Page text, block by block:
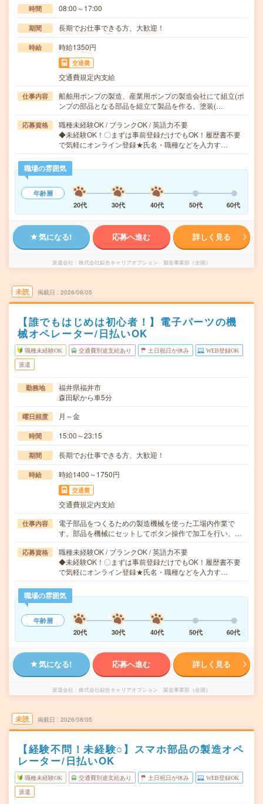
時間 08:00～17:00
期間 長期でお仕事できる方、大歓迎！
時給 時給1350円
交通費
交通費規定内支給
仕事内容
船舶用ポンプの製造、産業用ポンプの製造会社にて組立(ポ
ンプの部品となる部品を組立て製品を作る。塗装(…
応募資格
職種未経験OK / ブランクOK / 英語力不要
◆未経験OK！〇まずは事前登録だけでもOK！履歴書不要
で気軽にオンライン登録★氏名・職種などを入力す…
職場の雰囲気
年齢層
20代
30代 40代 50代 60代
気になる! 応募へ進む 詳しく見る
派遣会社 株式会社綜合キャリアオプション 製造事業部（全国）
未読 掲載日 2026/08/05
【誰でもはじめは初心者！】電子パーツの機
械オペレーター/日払いOK
職種未経験OK 交通費別途支給あり 土日祝日が休み WEB登録OK
派遣
勤務地
福井県福井市
森田駅から車5分
曜日頻度 月～金
時間 15:00～23:15
期間 長期でお仕事できる方、大歓迎！
時給 時給1400～1750円
交通費
交通費規定内支給
仕事内容
電子部品をつくるための製造機械を使った工場内作業で
す。部品を機械にセットしてボタン操作で加工を行い、…
応募資格
職種未経験OK / ブランクOK / 英語力不要
◆未経験OK！〇まずは事前登録だけでもOK！履歴書不要
で気軽にオンライン登録★氏名・職種などを入力す…
職場の雰囲気
年齢層
20代
30代 40代 50代 60代
気になる! 応募へ進む 詳しく見る
派遣会社 株式会社綜合キャリアオプション 製造事業部（全国）
未読 掲載日 2026/08/05
【経験不問！未経験○】スマホ部品の製造オペ
レーター/日払いOK
職種未経験OK 交通費別途支給あり 土日祝日が休み WEB登録OK
派遣